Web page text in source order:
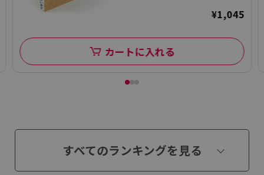
¥1,045
カートに入れる
すべてのランキングを見る